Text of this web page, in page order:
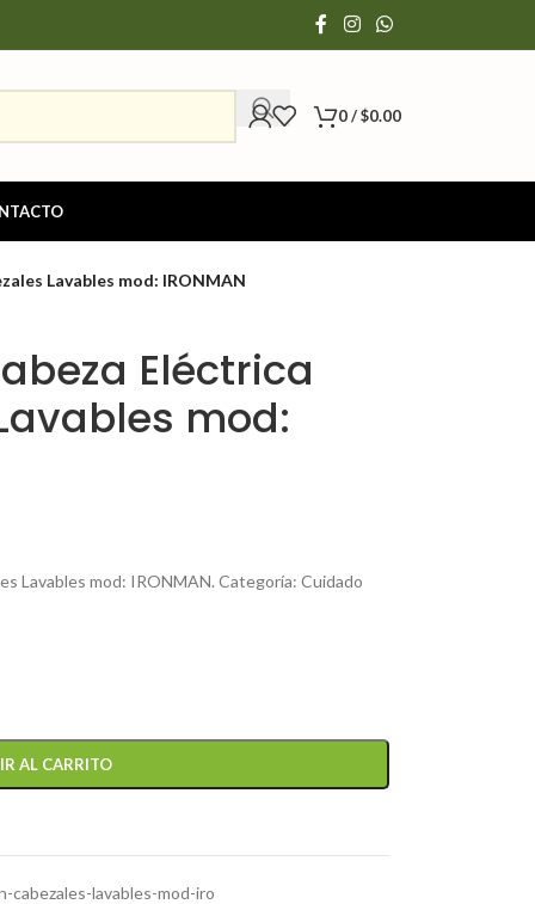
0/$0.00
Lavables mod: IRONMAN
Eléctrica
mod:
Lavables mod: IRONMAN. Categoría: Cuidado
AL CARRITO
cabezales-lavables-mod-iro